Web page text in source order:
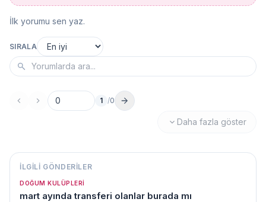
İlk yorumu sen yaz.
SIRALA
Sayfa no
1 /0
Daha fazla göster
İLGILI GÖNDERILER
DOĞUM KULÜPLERI
mart ayında transferi olanlar burada mı